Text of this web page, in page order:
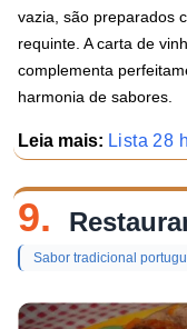
vazia, são preparados
requinte. A carta de
complementa
harmonia de sabores.
Leia mais: Lista 28
9.
Sabor tradicional